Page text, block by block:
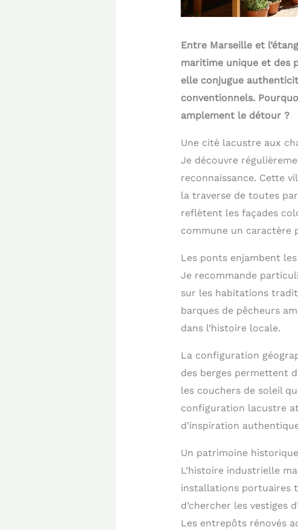
Entre Marseille et
maritime unique et des
elle conjugue
conventionnels.
amplement le détour ?
Une cité lacustre aux
Je découvre
reconnaissance. Cette
la traverse de toutes
reflètent les façades
commune un caractère
Les ponts enjambent
Je recommande
sur les habitations
barques de pêcheurs
dans l’histoire locale.
La configuration
des berges permettent
les couchers de soleil
configuration lacustre
d’inspiration
Un patrimoine
L’histoire industrielle
installations portuaires
d’chercher les vestiges
Les entrepôts rénovés